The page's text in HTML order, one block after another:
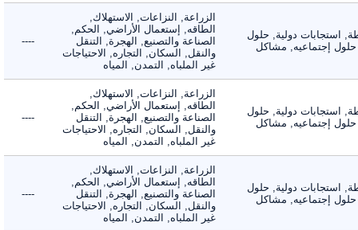
استجابات دولية, حلول
إجتماعيه, مشاكل
الزراعة, النزاعات, الاستهلاك,
الطاقه, إستعمال الأراضي, الحكم,
الصناعة والتصنيع, الهجرة, التنقل
والنقل, السكان, التجاره, الاحتياجات
غير الملباه, التمدن, المياه
----
استجابات دولية, حلول
إجتماعيه, مشاكل
الزراعة, النزاعات, الاستهلاك,
الطاقه, إستعمال الأراضي, الحكم,
الصناعة والتصنيع, الهجرة, التنقل
والنقل, السكان, التجاره, الاحتياجات
غير الملباه, التمدن, المياه
----
استجابات دولية, حلول
إجتماعيه, مشاكل
الزراعة, النزاعات, الاستهلاك,
الطاقه, إستعمال الأراضي, الحكم,
الصناعة والتصنيع, الهجرة, التنقل
والنقل, السكان, التجاره, الاحتياجات
غير الملباه, التمدن, المياه
----